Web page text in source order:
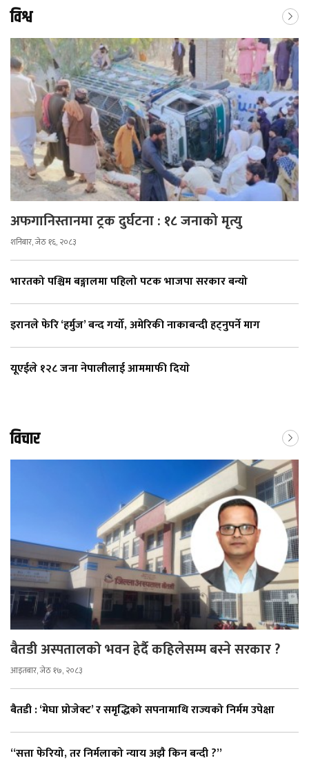
विश्व
अफगानिस्तानमा ट्रक दुर्घटना : १८ जनाको मृत्यु
शनिबार, जेठ १६, २०८३
भारतको पश्चिम बङ्गालमा पहिलो पटक भाजपा सरकार बन्यो
इरानले फेरि ‘हर्मुज’ बन्द गर्यो, अमेरिकी नाकाबन्दी हट्नुपर्ने माग
यूएईले १२८ जना नेपालीलाई आममाफी दियाे
विचार
बैतडी अस्पतालको भवन हेर्दै कहिलेसम्म बस्ने सरकार ?
आइतबार, जेठ १७, २०८३
बैतडी : ‘मेघा प्रोजेक्ट’ र समृद्धिको सपनामाथि राज्यको निर्मम उपेक्षा
“सत्ता फेरियो, तर निर्मलाको न्याय अझै किन बन्दी ?”